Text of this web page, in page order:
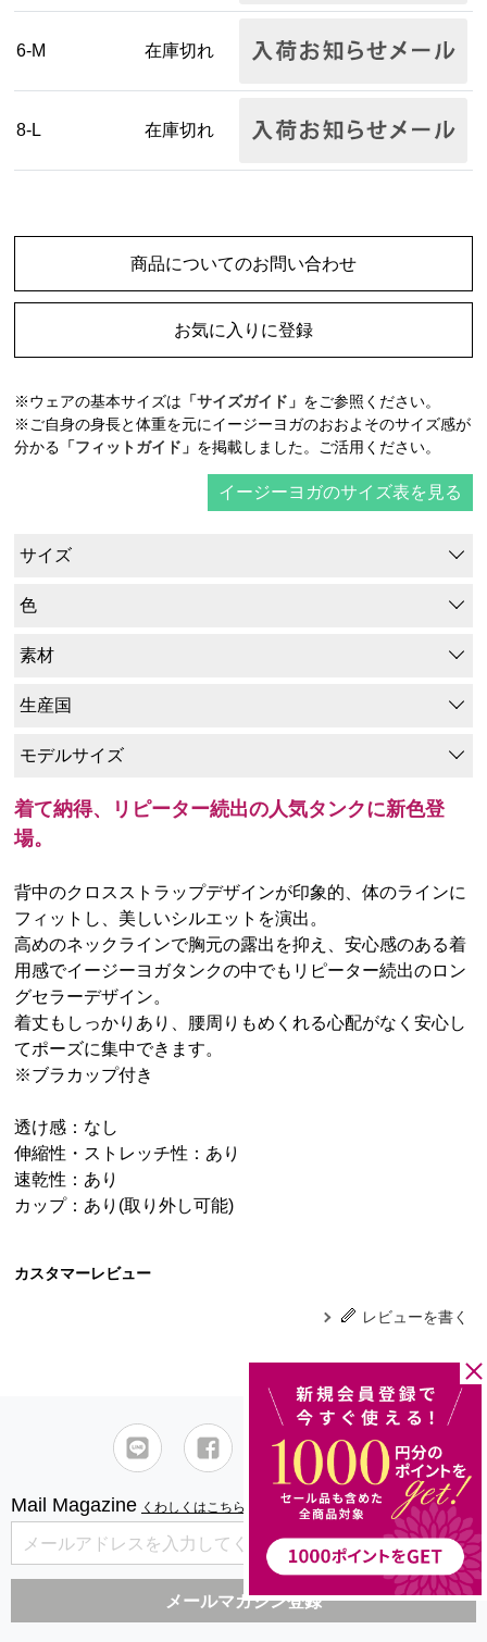
6-M 在庫切れ
8-L 在庫切れ
商品についてのお問い合わせ
お気に入りに登録
※ウェアの基本サイズは 「サイズガイド」 をご参照ください。
※ご自身の身長と体重を元にイージーヨガのおおよそのサイズ感が
分かる 「フィットガイド」 を掲載しました。ご活用ください。
イージーヨガのサイズ表を見る
サイズ
色
素材
生産国
モデルサイズ
着て納得、リピーター続出の人気タンクに新色登
場。
背中のクロスストラップデザインが印象的、体のラインに
フィットし、美しいシルエットを演出。
高めのネックラインで胸元の露出を抑え、安心感のある着
用感でイージーヨガタンクの中でもリピーター続出のロン
グセラーデザイン。
着丈もしっかりあり、腰周りもめくれる心配がなく安心し
てポーズに集中できます。
※ブラカップ付き
透け感：なし
伸縮性・ストレッチ性：あり
速乾性：あり
カップ：あり(取り外し可能)
カスタマーレビュー
レビューを書く
Mail Magazine くわしくはこちら